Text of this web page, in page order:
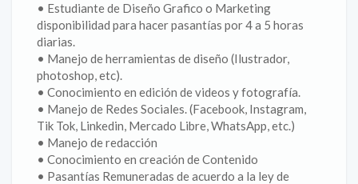
• Estudiante de Diseño Grafico o Marketing
disponibilidad para hacer pasantías por 4 a 5 horas
diarias.
• Manejo de herramientas de diseño (Ilustrador,
photoshop, etc).
• Conocimiento en edición de videos y fotografía.
• Manejo de Redes Sociales. (Facebook, Instagram,
Tik Tok, Linkedin, Mercado Libre, WhatsApp, etc.)
• Manejo de redacción
• Conocimiento en creación de Contenido
• Pasantías Remuneradas de acuerdo a la ley de